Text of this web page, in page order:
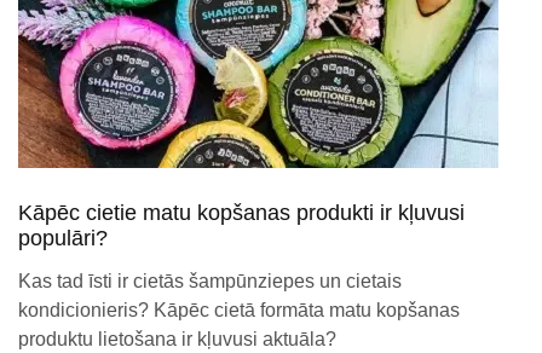
Kāpēc cietie matu kopšanas produkti ir kļuvusi
populāri?
Kas tad īsti ir cietās šampūnziepes un cietais
kondicionieris? Kāpēc cietā formāta matu kopšanas
produktu lietošana ir kļuvusi aktuāla?